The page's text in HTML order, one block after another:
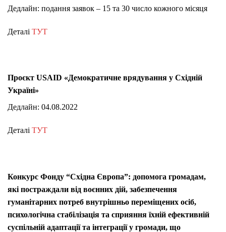
Дедлайн: подання заявок – 15 та 30 число кожного місяця
Деталі ТУТ
Проєкт USAID «Демократичне врядування у Східній
Україні»
Дедлайн: 04.08.2022
Деталі ТУТ
Конкурс Фонду “Східна Європа”: допомога громадам,
які постраждали від воєнних дій, забезпечення
гуманітарних потреб внутрішньо переміщених осіб,
психологічна стабілізація та сприяння їхній ефективній
суспільній адаптації та інтеграції у громади, що